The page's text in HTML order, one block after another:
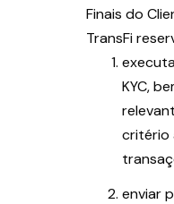
Finais do
TransFi
KYC,
critério
enviar